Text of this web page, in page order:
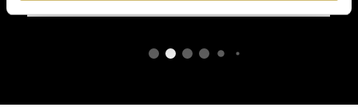
wellnessruimte of buitenproject. Afbeeldingen kunnen
mogelijke uitvoeringen en afwerkingen.